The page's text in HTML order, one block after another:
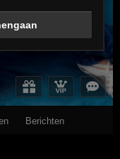
Berichten